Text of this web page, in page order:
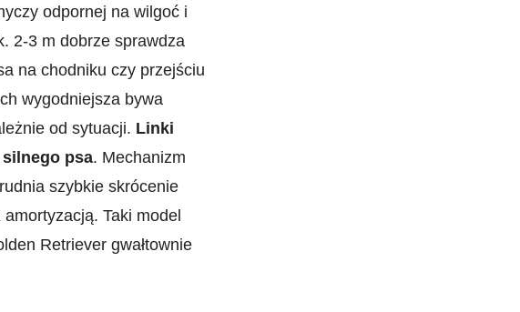
odpornej na wilgoć i
2-3 m dobrze sprawdza
na chodniku czy przejściu
wygodniejsza bywa
od sytuacji. Linki
psa. Mechanizm
szybkie skrócenie
Taki model
Retriever gwałtownie